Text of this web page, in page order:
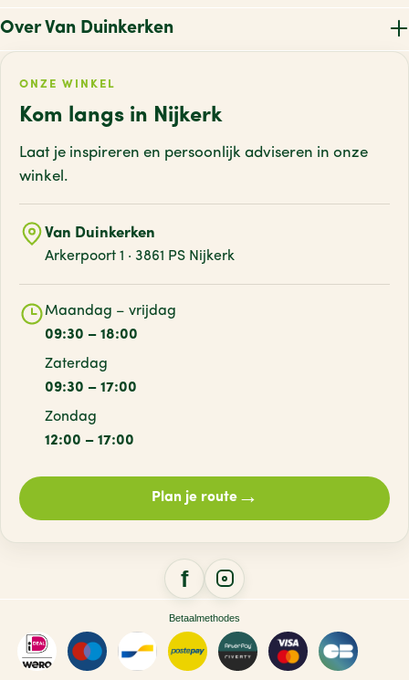
Over Van Duinkerken
ONZE WINKEL
Kom langs in Nijkerk
Laat je inspireren en persoonlijk adviseren in onze
winkel.
Van Duinkerken
Arkerpoort 1 · 3861 PS Nijkerk
Maandag – vrijdag
09:30 – 18:00
Zaterdag
09:30 – 17:00
Zondag
12:00 – 17:00
Plan je route→
Betaalmethodes